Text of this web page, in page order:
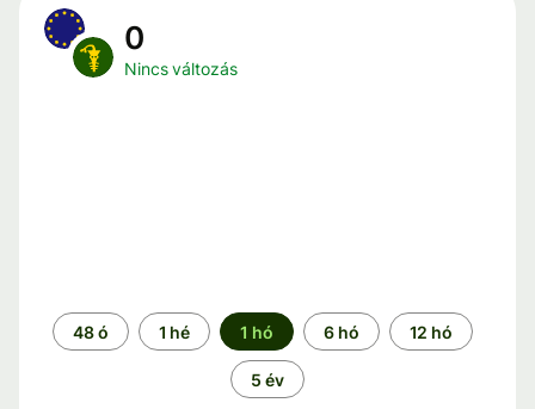
0
Nincs változás
Időszak
48 ó 1 hé 1 hó 6 hó 12 hó
5 év